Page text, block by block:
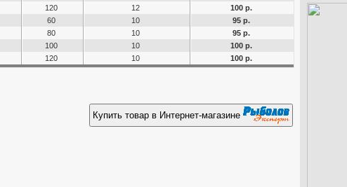
120 12
100 р.
60 10
95 р.
80 10
95 р.
100 10
100 р.
120 10 100 р.
Купить товар в Интернет-магазине